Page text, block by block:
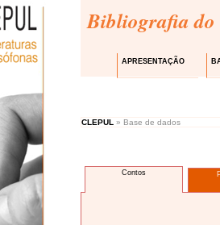
Bibliografia do
APRESENTAÇÃO
CLEPUL » Base de dados
Contos